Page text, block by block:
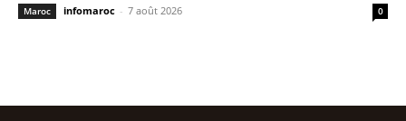
Maroc infomaroc - 7 août 2026 0